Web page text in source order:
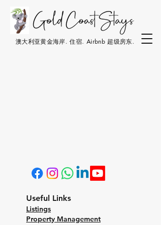
澳大利亚黄金海岸. 住宿. Airbnb 超级房东.
Useful Links
Listings
Property Management